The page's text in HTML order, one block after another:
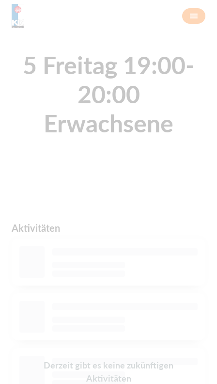
5 Freitag 19:00-
20:00
Erwachsene
Aktivitäten
Derzeit gibt es keine zukünftigen
Aktivitäten